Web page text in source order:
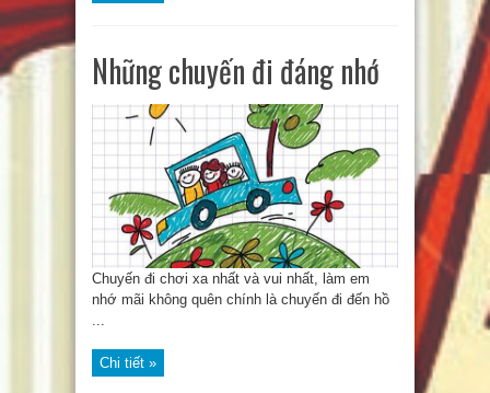
Những chuyến đi đáng nhớ
Chuyến đi chơi xa nhất và vui nhất, làm em
nhớ mãi không quên chính là chuyến đi đến hồ
Chi tiết »